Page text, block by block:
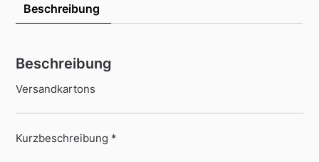
Beschreibung
Beschreibung
Versandkartons
Kurzbeschreibung *